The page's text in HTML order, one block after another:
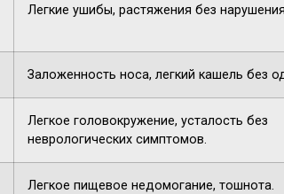
Легкие ушибы, растяжения без
Заложенность носа, легкий кашель без
Легкое головокружение, усталость без
неврологических симптомов.
Легкое пищевое недомогание, тошнота.